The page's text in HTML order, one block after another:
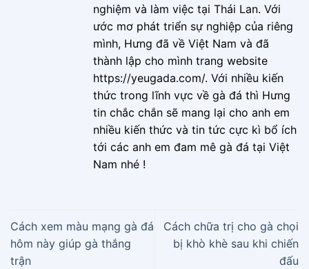
nghiệm và làm việc tại Thái Lan. Với
ước mơ phát triển sự nghiệp của riêng
mình, Hưng đã về Việt Nam và đã
thành lập cho mình trang website
https://yeugada.com/. Với nhiều kiến
thức trong lĩnh vực về gà đá thì Hưng
tin chắc chắn sẽ mang lại cho anh em
nhiều kiến thức và tin tức cực kì bổ ích
tới các anh em đam mê gà đá tại Việt
Nam nhé !
Cách xem màu mạng gà đá
hôm này giúp gà thắng
trận
Cách chữa trị cho gà chọi
bị khò khè sau khi chiến
đấu